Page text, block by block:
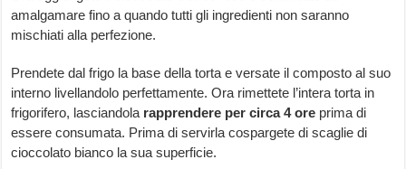
amalgamare fino a quando tutti gli ingredienti non saranno
mischiati alla perfezione.
Prendete dal frigo la base della torta e versate il composto al suo
interno livellandolo perfettamente. Ora rimettete l’intera torta in
frigorifero, lasciandola rapprendere per circa 4 ore prima di
essere consumata. Prima di servirla cospargete di scaglie di
cioccolato bianco la sua superficie.